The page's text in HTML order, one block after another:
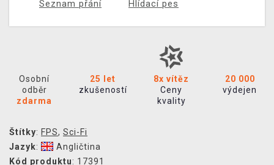
Seznam přání Hlídací pes
Osobní
odběr
zdarma
25 let
zkušeností
8x vítěz
Ceny
kvality
20 000
výdejen
Štítky: FPS, Sci-Fi
Jazyk:
Angličtina
Kód produktu: 17391